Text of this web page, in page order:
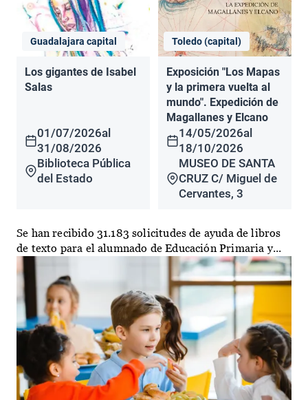
Guadalajara capital
Los gigantes de Isabel
Salas
01/07/2026al
31/08/2026
Biblioteca Pública
del Estado
Toledo (capital)
Exposición "Los Mapas
y la primera vuelta al
mundo". Expedición de
Magallanes y Elcano
14/05/2026al
18/10/2026
MUSEO DE SANTA
CRUZ C/ Miguel de
Cervantes, 3
Se han recibido 31.183 solicitudes de ayuda de libros
de texto para el alumnado de Educación Primaria y...